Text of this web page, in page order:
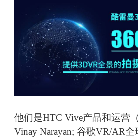
他们是HTC Vive产品和运营
Vinay Narayan; 谷歌VR/AR全